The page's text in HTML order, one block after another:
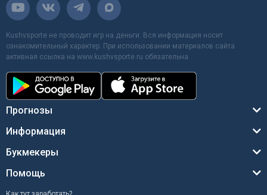
Kushvsporte не проводит игр на деньги. Вся информация носит
ознакомительный характер. При использовании материалов сайта
активная ссылка на www.kushvsporte.ru обязательна
Прогнозы
Информация
Букмекеры
Помощь